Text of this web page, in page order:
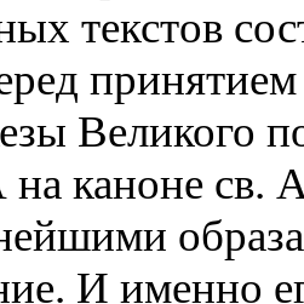
текстов
Великого
каноне св.
И именно